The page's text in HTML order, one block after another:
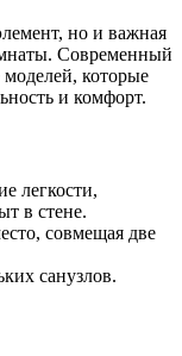
но и важная
Современный
моделей, которые
и комфорт.
легкости,
в стене.
совмещая две
санузлов.